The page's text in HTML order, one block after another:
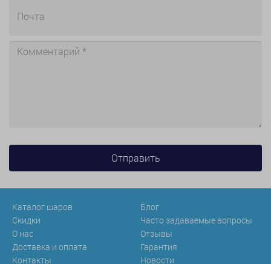
Каталог шаров
Скидки
О нас
Доставка и оплата
Контакты
Блог
Часто задаваемые вопросы
Отзывы
Гарантия
Новости